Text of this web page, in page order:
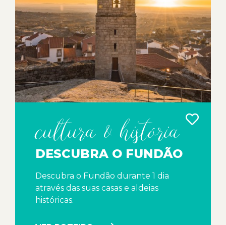
cultura & história
DESCUBRA O FUNDÃO
Descubra o Fundão durante 1 dia
através das suas casas e aldeias
históricas.